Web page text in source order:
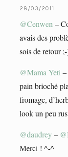
28/03/2011
@Cenwen –
avais des
sois de retour
@Mama Yeti
pain brioché
fromage,
look un peu
@daudrey–
Merci ! ^-^